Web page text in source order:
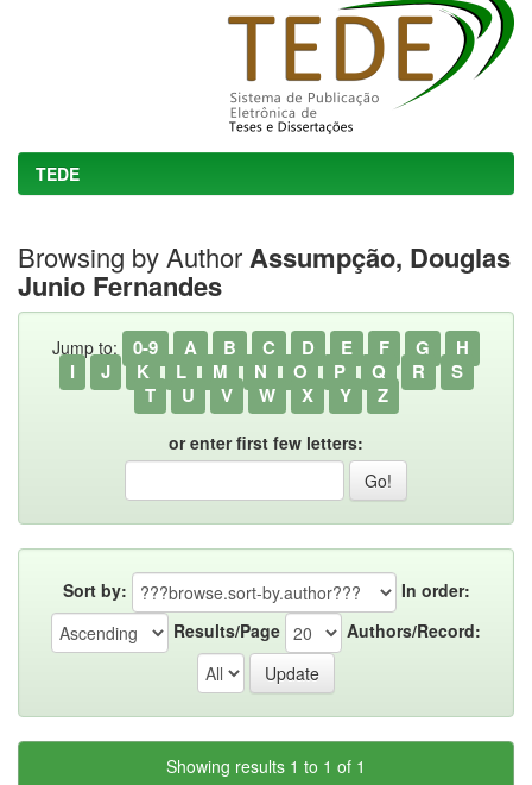
TEDE
Browsing by AuthorAssumpção, Douglas
Junio Fernandes
Jump to: 0-9 A B C D E F G
H
I
J K L M N O P Q R
S
T
U V W X Y Z
or enter first few letters:
Sort by:
In order:
Results/Page
Authors/Record:
Showing results 1 to 1 of 1